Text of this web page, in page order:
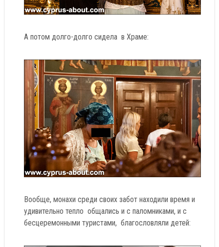
А потом долго-долго сидела в Храме:
Вообще, монахи среди своих забот находили время и
удивительно тепло общались и с паломниками, и с
бесцеремонными туристами, благословляли детей: